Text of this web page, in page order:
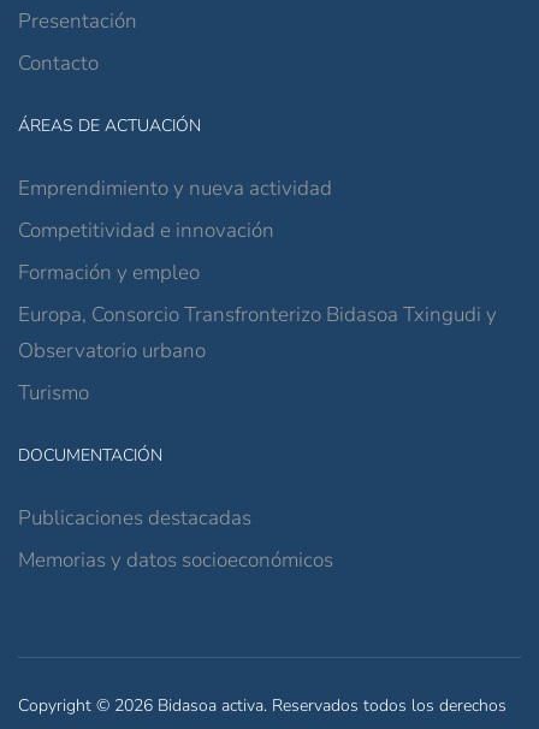
Presentación
Contacto
ÁREAS DE ACTUACIÓN
Emprendimiento y nueva actividad
Competitividad e innovación
Formación y empleo
Europa, Consorcio Transfronterizo Bidasoa Txingudi y
Observatorio urbano
Turismo
DOCUMENTACIÓN
Publicaciones destacadas
Memorias y datos socioeconómicos
Copyright © 2026 Bidasoa activa. Reservados todos los derechos